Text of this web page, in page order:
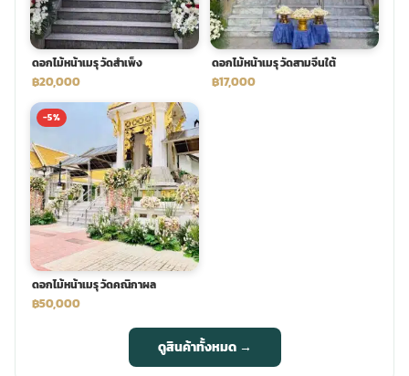
ดอกไม้หน้าเมรุ วัดสำเพ็ง
฿20,000
ดอกไม้หน้าเมรุ วัดสามจีนใต้
฿17,000
-5%
ดอกไม้หน้าเมรุ วัดคณิกาผล
฿50,000
ดูสินค้าทั้งหมด →